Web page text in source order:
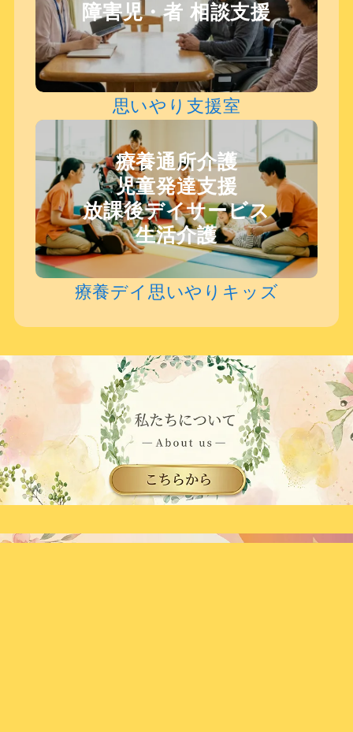
障害児・者 相談支援
思いやり支援室
療養通所介護
児童発達支援
放課後デイサービス
生活介護
療養デイ思いやりキッズ